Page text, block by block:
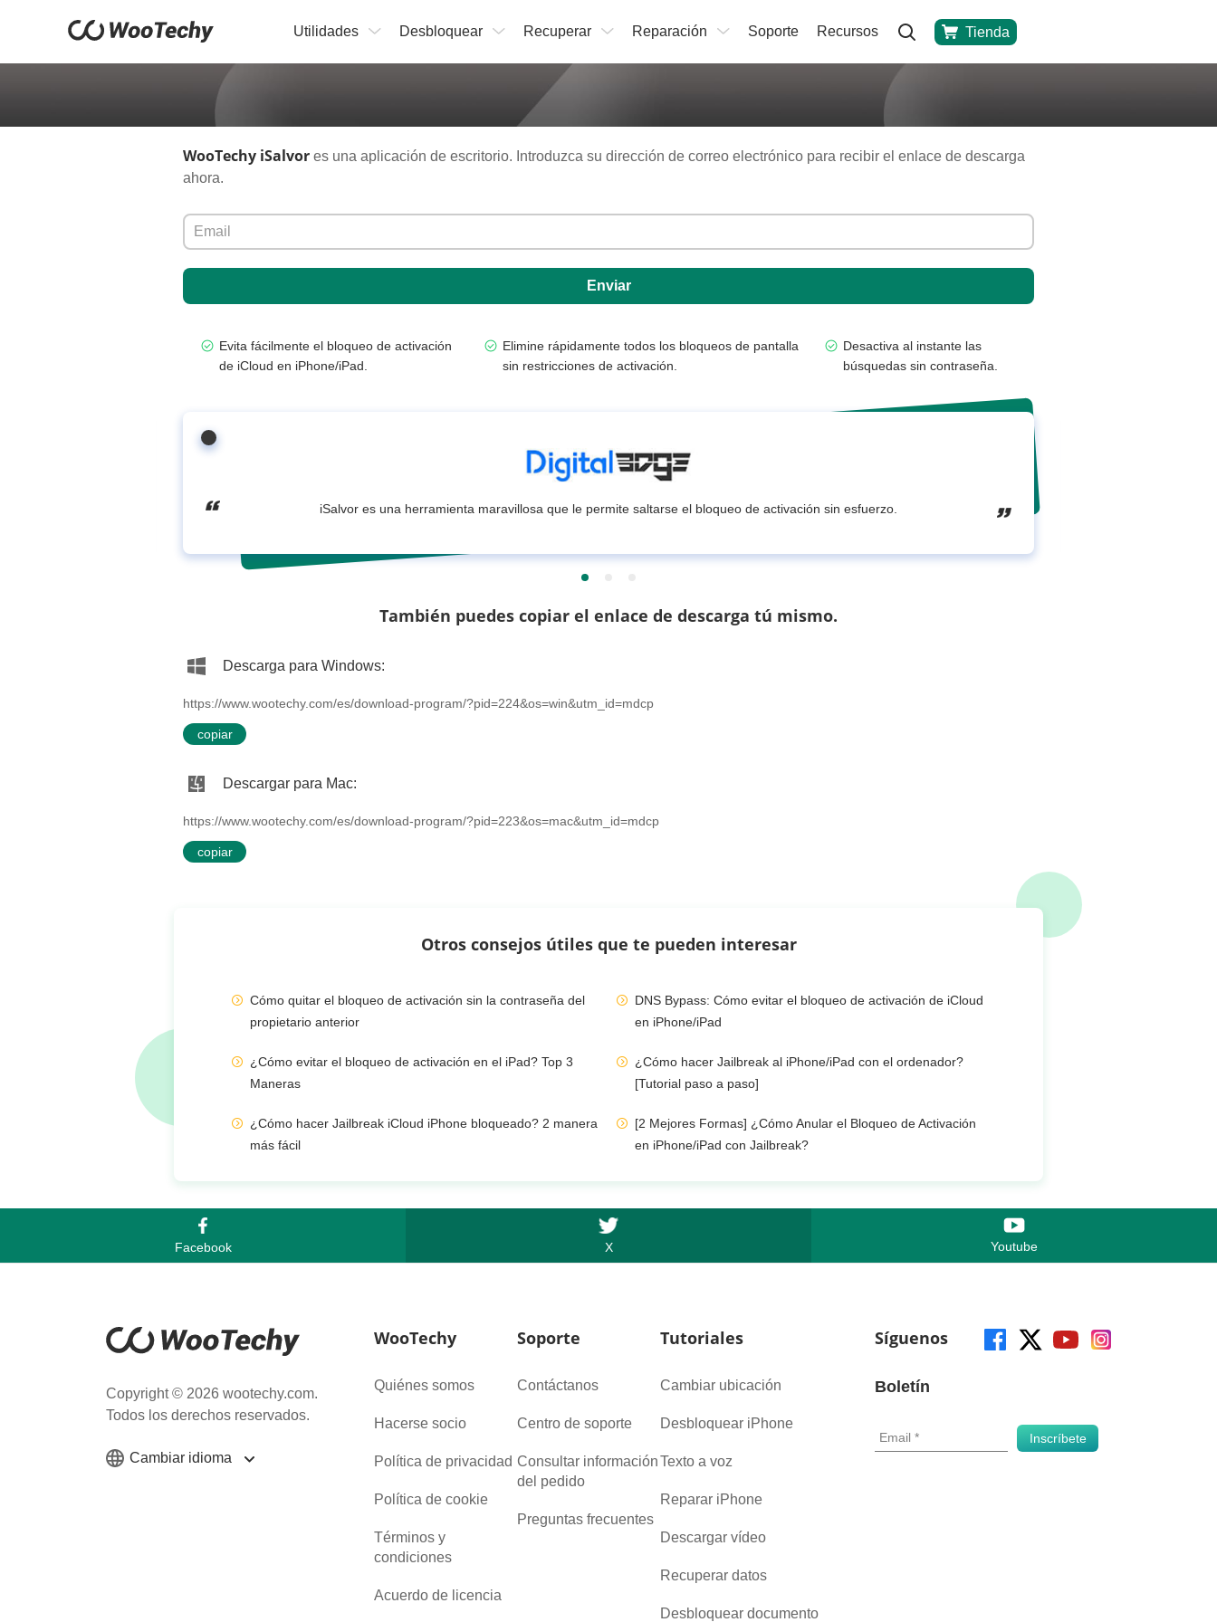
Utilidades Desbloquear Recuperar Reparación Soporte Recursos Tienda
WooTechy iSalvor es una aplicación de escritorio. Introduzca su dirección de correo electrónico para recibir el enlace de descarga
ahora.
Enviar
Evita fácilmente el bloqueo de activación
de iCloud en iPhone/iPad.
Elimine rápidamente todos los bloqueos de pantalla
sin restricciones de activación.
Desactiva al instante las
búsquedas sin contraseña.
iSalvor es una herramienta maravillosa que le permite saltarse el bloqueo de activación sin esfuerzo.
También puedes copiar el enlace de descarga tú mismo.
Descarga para Windows:
https://www.wootechy.com/es/download-program/?pid=224&os=win&utm_id=mdcp
copiar
Descargar para Mac:
https://www.wootechy.com/es/download-program/?pid=223&os=mac&utm_id=mdcp
copiar
Otros consejos útiles que te pueden interesar
Cómo quitar el bloqueo de activación sin la contraseña del
propietario anterior
DNS Bypass: Cómo evitar el bloqueo de activación de iCloud
en iPhone/iPad
¿Cómo evitar el bloqueo de activación en el iPad? Top 3
Maneras
¿Cómo hacer Jailbreak al iPhone/iPad con el ordenador?
[Tutorial paso a paso]
¿Cómo hacer Jailbreak iCloud iPhone bloqueado? 2 manera
más fácil
[2 Mejores Formas] ¿Cómo Anular el Bloqueo de Activación
en iPhone/iPad con Jailbreak?
Facebook X Youtube
Copyright © 2026 wootechy.com.
Todos los derechos reservados.
Cambiar idioma
WooTechy
Quiénes somos
Hacerse socio
Política de privacidad
Política de cookie
Términos y
condiciones
Acuerdo de licencia
Soporte
Contáctanos
Centro de soporte
Consultar información
del pedido
Preguntas frecuentes
Tutoriales
Cambiar ubicación
Desbloquear iPhone
Texto a voz
Reparar iPhone
Descargar vídeo
Recuperar datos
Desbloquear documento
Síguenos
Boletín